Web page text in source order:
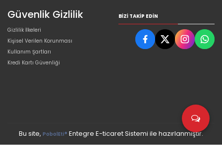
Güvenlik Gizlilik
Gizlilik İlkeleri
Kişisel Verilen Korunması
Kullanım Şartları
Kredi Kartı Güvenliği
BIZI TAKIP EDIN
Bu site, PobolEti® Entegre E-ticaret Sistemi ile hazırlanmıştır.